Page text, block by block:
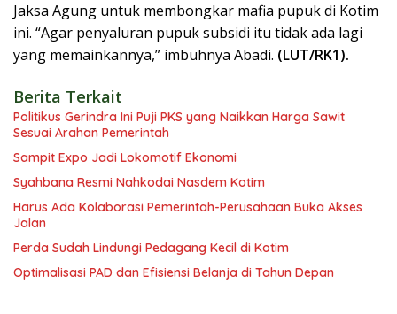
Jaksa Agung untuk membongkar mafia pupuk di Kotim
ini. “Agar penyaluran pupuk subsidi itu tidak ada lagi
yang memainkannya,” imbuhnya Abadi. (LUT/RK1).
Berita Terkait
Politikus Gerindra Ini Puji PKS yang Naikkan Harga Sawit
Sesuai Arahan Pemerintah
Sampit Expo Jadi Lokomotif Ekonomi
Syahbana Resmi Nahkodai Nasdem Kotim
Harus Ada Kolaborasi Pemerintah-Perusahaan Buka Akses
Jalan
Perda Sudah Lindungi Pedagang Kecil di Kotim
Optimalisasi PAD dan Efisiensi Belanja di Tahun Depan